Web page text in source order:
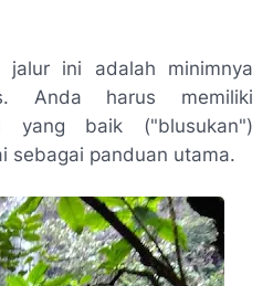
jalur ini adalah minimnya
Anda harus memiliki
yang baik ("blusukan")
sebagai panduan utama.